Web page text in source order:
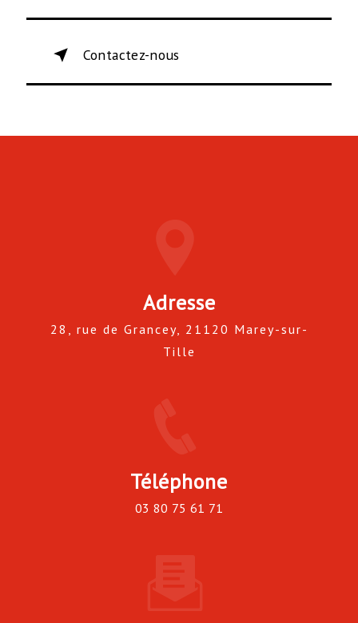
Contactez-nous
Adresse
28, rue de Grancey, 21120 Marey-sur-
Tille
Téléphone
03 80 75 61 71